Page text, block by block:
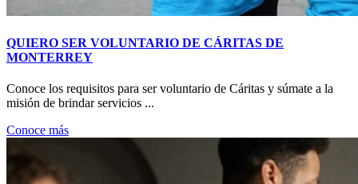
QUIERO SER VOLUNTARIO DE CÁRITAS DE
MONTERREY
Conoce los requisitos para ser voluntario de Cáritas y súmate a la
misión de brindar servicios ...
Conoce más